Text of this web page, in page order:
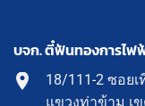
บจก. ตี๋ฟันทองการไฟ
18/111-2 ซอย
แขวงท่าข้าม เ